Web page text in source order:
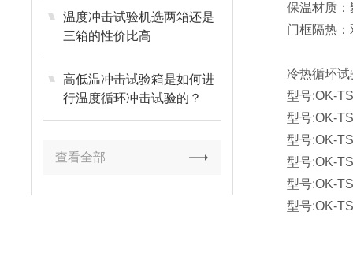
温度冲击试验机选两箱还是
三箱的性价比高
高低温冲击试验箱是如何进
行温度循环冲击试验的？
查看全部
保温材质：
门框隔热：
冷热循环试
型号:OK-TS-
型号:OK-TS-
型号:OK-TS-
型号:OK-TS-
型号:OK-TS-
型号:OK-TS-